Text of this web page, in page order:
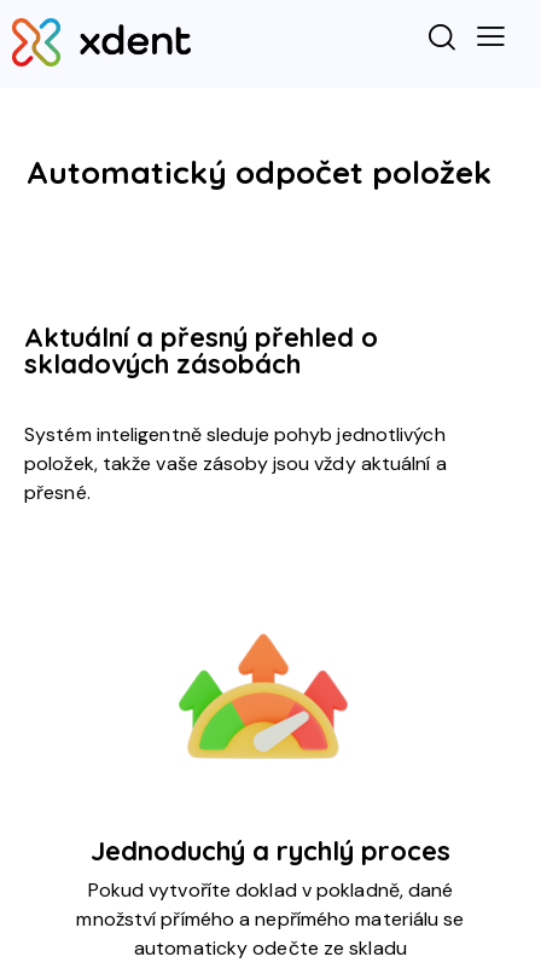
Automatický odpočet položek
Aktuální a přesný přehled o
skladových zásobách
Systém inteligentně sleduje pohyb jednotlivých
položek, takže vaše zásoby jsou vždy aktuální a
přesné.
Jednoduchý a rychlý proces
Pokud vytvoříte doklad v pokladně, dané
množství přímého a nepřímého materiálu se
automaticky odečte ze skladu